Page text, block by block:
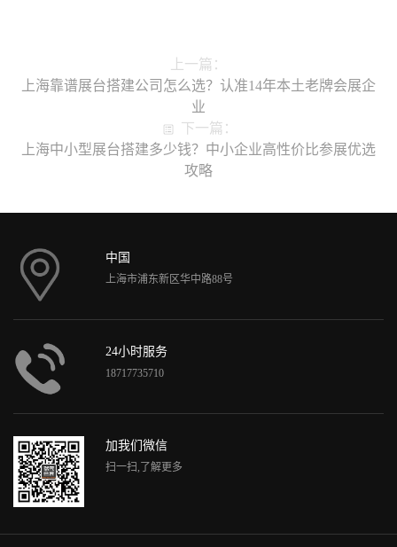
上一篇：
上海靠谱展台搭建公司怎么选？认准14年本土老牌会展企
业
下一篇：
上海中小型展台搭建多少钱？中小企业高性价比参展优选
攻略
中国
上海市浦东新区华中路88号
24小时服务
18717735710
加我们微信
扫一扫,了解更多